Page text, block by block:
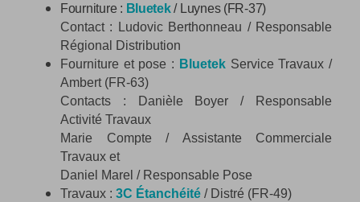
Fourniture : Bluetek/ Luynes (FR-37)
Contact : Ludovic Berthonneau / Responsable
Régional Distribution
Fourniture et pose : BluetekService Travaux /
Ambert (FR-63)
Contacts : Danièle Boyer / Responsable
Activité Travaux
Marie Compte / Assistante Commerciale
Travaux et
Daniel Marel / Responsable Pose
Travaux : 3C Étanchéité / Distré (FR-49)